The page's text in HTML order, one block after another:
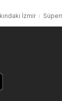
İzmir